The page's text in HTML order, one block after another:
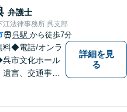
弁護士
江法律事務所 呉支部
呉駅 から徒歩7分
◆電話/オンラ
市文化ホール
言、交通事
詳細を見
る